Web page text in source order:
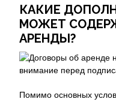
КАКИЕ
МОЖЕТ
АРЕНДЫ?
Помимо основных